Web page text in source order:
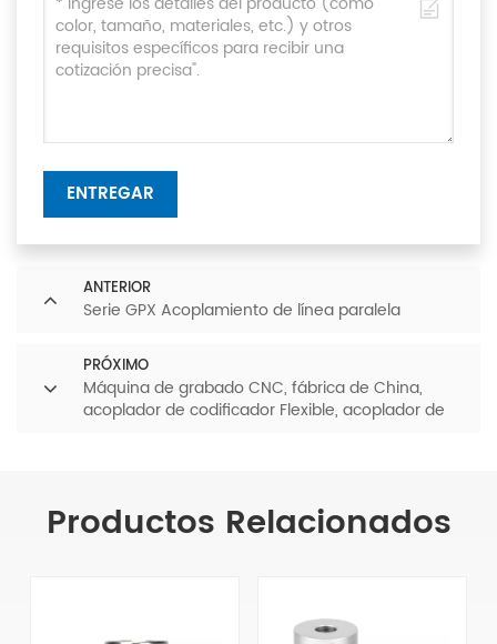
ENTREGAR
ANTERIOR
Serie GPX Acoplamiento de línea paralela
PRÓXIMO
Máquina de grabado CNC, fábrica de China,
acoplador de codificador Flexible, acoplador de
Productos Relacionados